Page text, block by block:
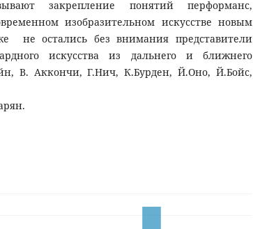
закрепление понятий перформанс,
изобразительном искусстве новым
не остались без внимания представители
искусства из дальнего и ближнего
В. Аккончи, Г.Нич, К.Бурден, Й.Оно, Й.Бойс,